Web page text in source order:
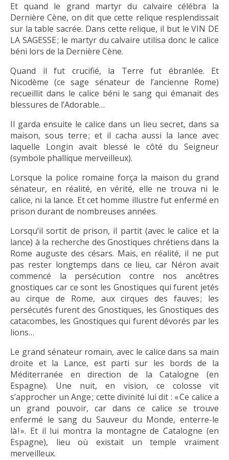
Et quand le grand martyr du calvaire célébra la
Dernière Cène, on dit que cette relique resplendissait
sur la table sacrée. Dans cette relique, il but le VIN DE
LA SAGESSE ; le martyr du calvaire utilisa donc le calice
béni lors de la Dernière Cène.
Quand il fut crucifié, la Terre fut ébranlée. Et
Nicodème (ce sage sénateur de l’ancienne Rome)
recueillit dans le calice béni le sang qui émanait des
blessures de l’Adorable…
Il garda ensuite le calice dans un lieu secret, dans sa
maison, sous terre ; et il cacha aussi la lance avec
laquelle Longin avait blessé le côté du Seigneur
(symbole phallique merveilleux).
Lorsque la police romaine força la maison du grand
sénateur, en réalité, en vérité, elle ne trouva ni le
calice, ni la lance. Et cet homme illustre fut enfermé en
prison durant de nombreuses années.
Lorsqu’il sortit de prison, il partit (avec le calice et la
lance) à la recherche des Gnostiques chrétiens dans la
Rome auguste des césars. Mais, en réalité, il ne put
pas rester longtemps dans ce lieu, car Néron avait
commencé la persécution contre nos ancêtres
gnostiques car ce sont les Gnostiques qui furent jetés
au cirque de Rome, aux cirques des fauves ; les
persécutés furent des Gnostiques, les Gnostiques des
catacombes, les Gnostiques qui furent dévorés par les
lions…
Le grand sénateur romain, avec le calice dans sa main
droite et la Lance, est parti sur les bords de la
Méditerranée en direction de la Catalogne (en
Espagne). Une nuit, en vision, ce colosse vit
s’approcher un Ange ; cette divinité lui dit : « Ce calice a
un grand pouvoir, car dans ce calice se trouve
enfermé le sang du Sauveur du Monde, enterre-le
là ! ». Et il lui montra la montagne de Catalogne (en
Espagne), lieu où existait un temple vraiment
merveilleux.